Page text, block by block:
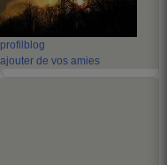
profil blog
ajouter de vos amies